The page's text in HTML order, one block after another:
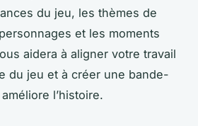
du jeu, les thèmes de
et les moments
aidera à aligner votre travail
du jeu et à créer une bande-
l’histoire.